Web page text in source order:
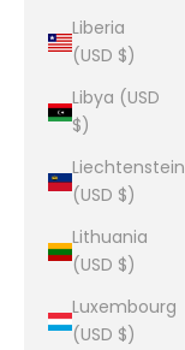
Liberia
(USD $)
Libya (USD
$)
Liechtenstein
(USD $)
Lithuania
(USD $)
Luxembourg
(USD $)